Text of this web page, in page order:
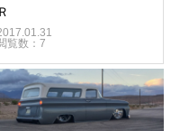
Ｒ
覧数：7